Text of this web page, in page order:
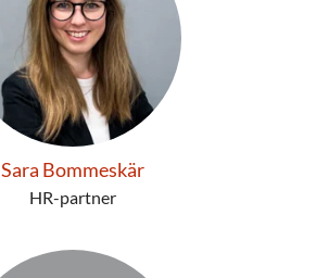
Sara Bommeskär
HR-partner